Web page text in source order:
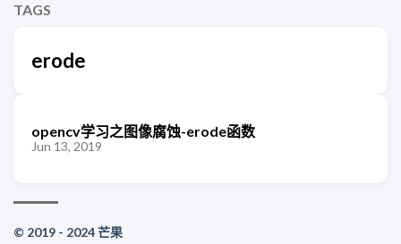
TAGS
erode
opencv学习之图像腐蚀-erode函数
Jun 13, 2019
© 2019 - 2024 芒果